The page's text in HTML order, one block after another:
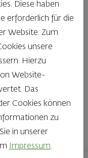
& Gebäck die Qual
so großer Wert
wird, wie bei
das seinen
man einfach!
Diese haben
erforderlich für die
Website. Zum
unsere
Hierzu
Website-
Das
Cookies können
zu
in unserer
Impressum.